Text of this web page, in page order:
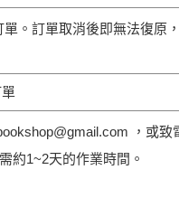
。訂單取消後即無法復原
，或致
約1~2天的作業時間。